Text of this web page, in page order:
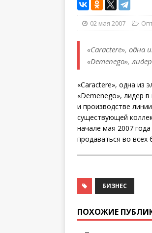
02 мая 2007
«Caractere», одна
«Demenego»,
«Caractere», одна из
«Demenego», лидер
и производстве
существующей
начале мая 2007
продаваться во всех
БИЗНЕС
ПОХОЖИЕ